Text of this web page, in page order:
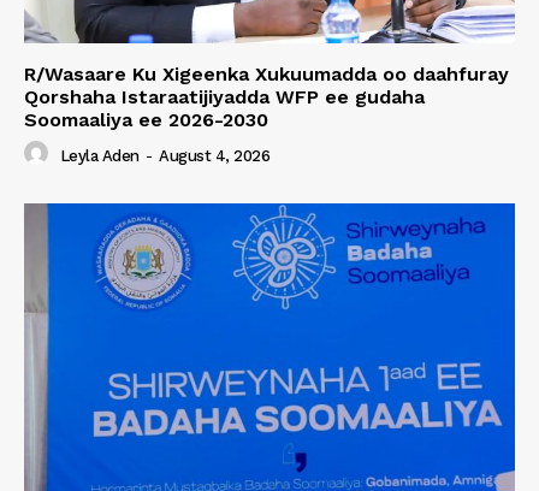
R/Wasaare Ku Xigeenka Xukuumadda oo daahfuray
Qorshaha Istaraatijiyadda WFP ee gudaha
Soomaaliya ee 2026-2030
Leyla Aden - August 4, 2026